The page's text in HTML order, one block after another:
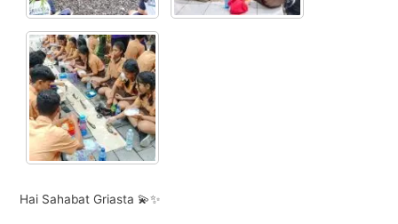
Hai Sahabat Griasta 💫✨